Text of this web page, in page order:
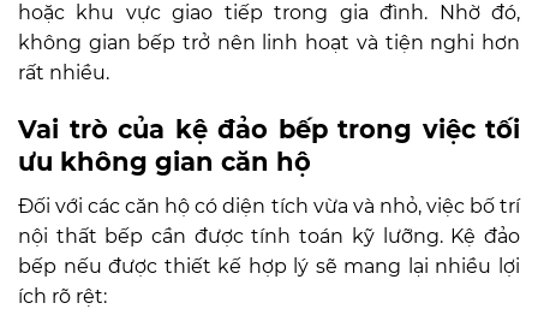
hoặc khu vực giao tiếp trong gia đình. Nhờ đó,
không gian bếp trở nên linh hoạt và tiện nghi hơn
rất nhiều.
Vai trò của kệ đảo bếp trong việc tối
ưu không gian căn hộ
Đối với các căn hộ có diện tích vừa và nhỏ, việc bố trí
nội thất bếp cần được tính toán kỹ lưỡng. Kệ đảo
bếp nếu được thiết kế hợp lý sẽ mang lại nhiều lợi
ích rõ rệt: